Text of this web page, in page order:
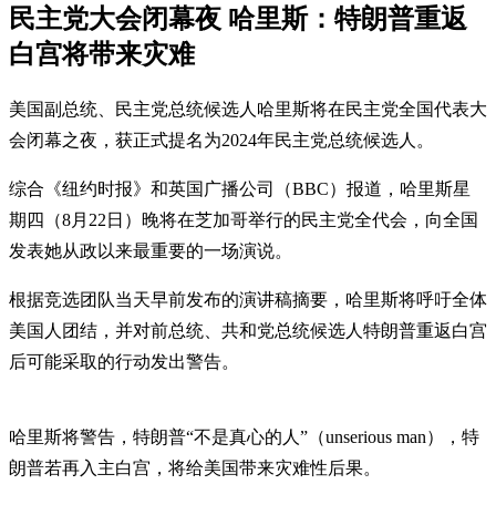
民主党大会闭幕夜 哈里斯：特朗普重返
白宫将带来灾难
美国副总统、民主党总统候选人哈里斯将在民主党全国代表大
会闭幕之夜，获正式提名为2024年民主党总统候选人。
综合《纽约时报》和英国广播公司（BBC）报道，哈里斯星
期四（8月22日）晚将在芝加哥举行的民主党全代会，向全国
发表她从政以来最重要的一场演说。
根据竞选团队当天早前发布的演讲稿摘要，哈里斯将呼吁全体
美国人团结，并对前总统、共和党总统候选人特朗普重返白宫
后可能采取的行动发出警告。
哈里斯将警告，特朗普“不是真心的人”（unserious man），特
朗普若再入主白宫，将给美国带来灾难性后果。